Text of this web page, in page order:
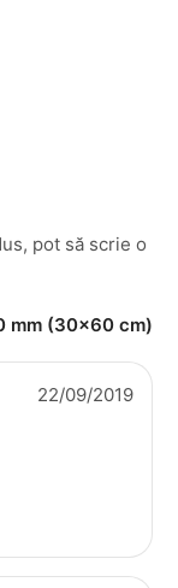
mm (30×60 cm)
22/09/2019
pot să scrie o